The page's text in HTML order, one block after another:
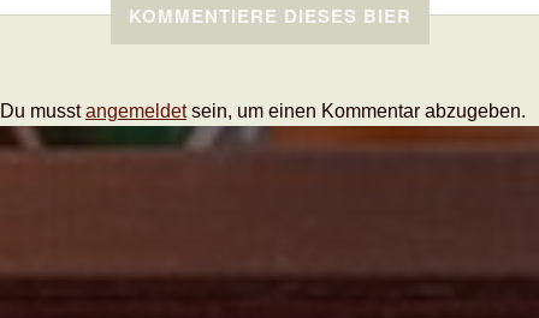
KOMMENTIERE DIESES BIER
Du musstangemeldetsein, um einen Kommentar abzugeben.